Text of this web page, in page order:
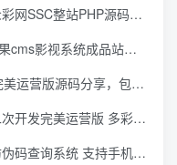
码+WAP手机版+KJ采集器+集成云端在线充值
站打包+电影先生6.1.1模板优化版+15W+数据
码分享，包含了资源组件+脚本程序
营版 多彩种多玩法 代理分红+积分兑换
机防假验证网站建设 防伪码自动生成 批量导入